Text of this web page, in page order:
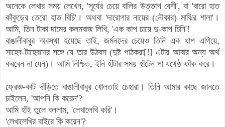
অনেকে লেখার সময় লেখেন, 'সূর্যের চেয়ে বালির উত্তাপ বেশী', বা 'বারো হাত
কাঁকুড়ের তেরো হাত বিচি'। অথবা 'দারোগার নায়ের (নৌকার) মাঝির শালা'।
আমি, তিন টাকা দামের কলমবাজ লিখি, 'এক কাপ চায়ে দু-কাপ চিনি'!
বাঙালীবাবুর অবস্থা হয়েছে তাই, জর্মনদের চেয়েও তিনি এক ধাপ এগিয়ে,
সাহেব-টাহেবদের সঙ্গে যে তার উঠবস (দুষ্ট পাঠকরা[!] এটার আবার অন্য অর্থ
করবেন না যেন)। আমি নিশ্চিত, ইনি হাঁটার সময় হাঁটেন পা যথেষ্ঠ ফাঁক করে।
ফ্রেঞ্চ-কাট দাঁড়িতে বাঙালীবাবুর খোলতাই চেহারা। তিনি আমার কাছে জানতে
চাইলেন, 'আপনি কি করেন'?
আমি হাঁই তুলে বললাম, 'লেখালেখি করি'।
'লেখালেখির বাইরে কি করেন'?